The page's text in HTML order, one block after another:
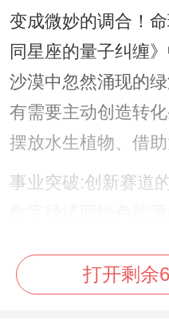
变成微妙的调合！
同星座的量子纠缠
沙漠中忽然涌现的
有需要主动创造转
摆放水生植物、借
事业突破:创新赛道
2025年将迎来事业
王星的六盒暗示着
打开剩余